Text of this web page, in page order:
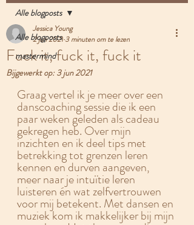
Alle blogposts
mastermind
Alle blogposts
Fuck it, fuck it, fuck it
Jessica Young
2 jun 2021 3 minuten om te lezen
Bijgewerkt op:3 jun 2021
Graag vertel ik je meer over een
danscoaching sessie die ik een
paar weken geleden als cadeau
gekregen heb. Over mijn
inzichten en ik deel tips met
betrekking tot grenzen leren
kennen en durven aangeven,
meer naar je intuïtie leren
luisteren én wat zelfvertrouwen
voor mij betekent. Met dansen en
muziek kom ik makkelijker bij mijn